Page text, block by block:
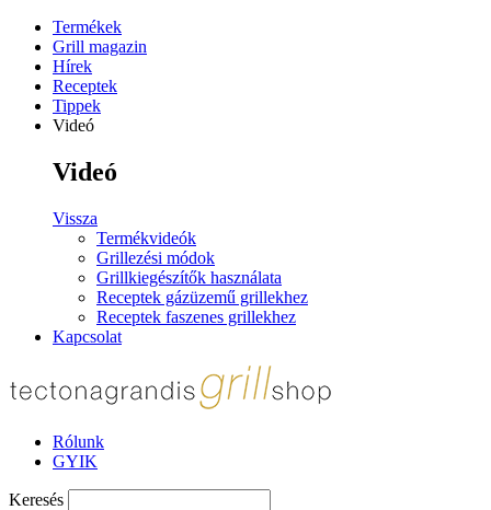
Termékek
Grill magazin
Hírek
Receptek
Tippek
Videó
Videó
Vissza
Termékvideók
Grillezési módok
Grillkiegészítők használata
Receptek gázüzemű grillekhez
Receptek faszenes grillekhez
Kapcsolat
Rólunk
GYIK
Keresés